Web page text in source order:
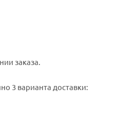
заказа.
3 варианта доставки: